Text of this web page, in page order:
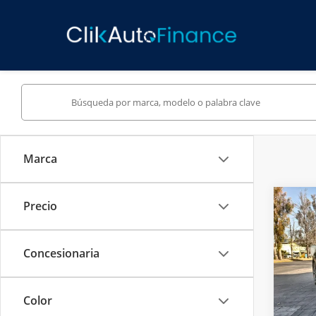
Marca
Precio
Concesionaria
Color
2022
SXL
KIA
VIN:
Precio: